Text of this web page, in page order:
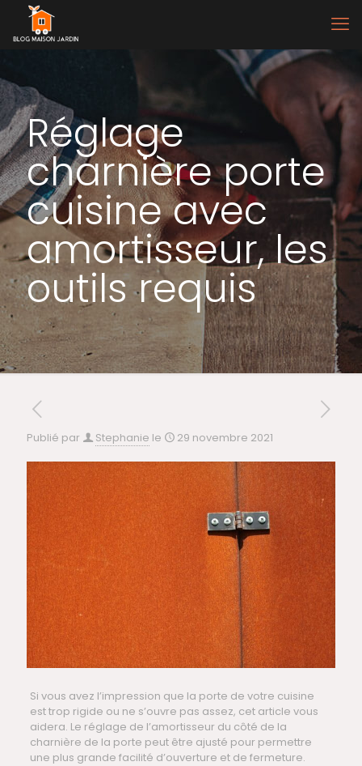
Réglage
charnière porte
cuisine avec
amortisseur, les
outils requis
Publié par Stephanie le 29 novembre 2021
Si vous avez l’impression que la porte de votre cuisine
est trop rigide ou ne s’ouvre pas assez, cet article vous
aidera. Le réglage de l’amortisseur du côté de la
charnière de la porte peut être ajusté pour permettre
une plus grande facilité d’ouverture et de fermeture.